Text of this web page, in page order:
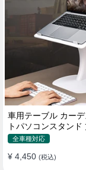
車用テーブル カー
トパソコンスタンド
調整可能 車内車外 多
全車種対応
¥ 4,450 (税込)